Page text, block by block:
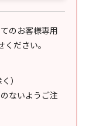
のお客様専用
ださい。
）
ないようご注